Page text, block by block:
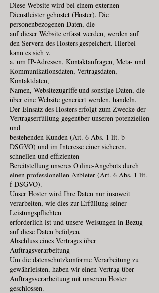
Diese Website wird bei einem externen
Dienstleister gehostet (Hoster). Die
personenbezogenen Daten, die
auf dieser Website erfasst werden, werden auf
den Servern des Hosters gespeichert. Hierbei
kann es sich v.
a. um IP-Adressen, Kontaktanfragen, Meta- und
Kommunikationsdaten, Vertragsdaten,
Kontaktdaten,
Namen, Websitezugriffe und sonstige Daten, die
über eine Website generiert werden, handeln.
Der Einsatz des Hosters erfolgt zum Zwecke der
Vertragserfüllung gegenüber unseren potenziellen
und
bestehenden Kunden (Art. 6 Abs. 1 lit. b
DSGVO) und im Interesse einer sicheren,
schnellen und effizienten
Bereitstellung unseres Online-Angebots durch
einen professionellen Anbieter (Art. 6 Abs. 1 lit.
f DSGVO).
Unser Hoster wird Ihre Daten nur insoweit
verarbeiten, wie dies zur Erfüllung seiner
Leistungspflichten
erforderlich ist und unsere Weisungen in Bezug
auf diese Daten befolgen.
Abschluss eines Vertrages über
Auftragsverarbeitung
Um die datenschutzkonforme Verarbeitung zu
gewährleisten, haben wir einen Vertrag über
Auftragsverarbeitung mit unserem Hoster
geschlossen.